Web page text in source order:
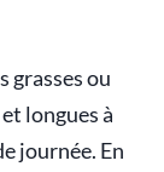
grasses ou
longues à
journée. En